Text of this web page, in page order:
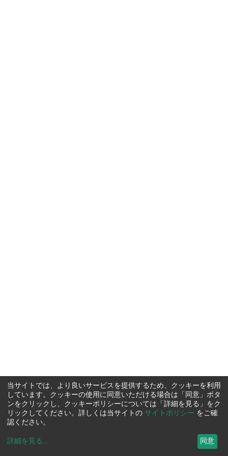
当サイトでは、より良いサービスを提供するため、クッキーを利用
しています。クッキーの使用に同意いただける場合は「同意」ボタ
ンをクリックし、クッキーポリシーについては「詳細を見る」をク
リックしてください。詳しくは当サイトの サイトポリシー をご確
認ください。
詳細を見る ... 同意